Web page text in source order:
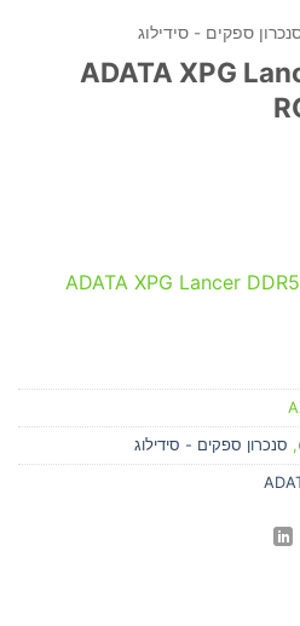
ספקים - סידילוג
ADATA XPG
ADATA XPG Lancer
, סנכרון ספקים - סידילוג